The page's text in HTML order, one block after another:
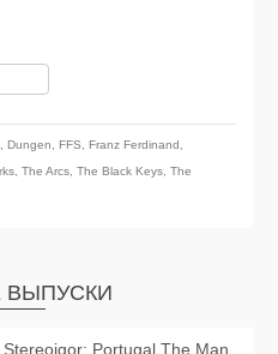
Dungen FFS Franz Ferdinand
The Arcs The Black Keys The
Portugal.The Man,